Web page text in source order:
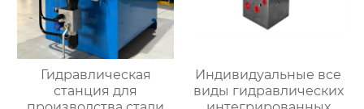
Гидравлическая
станция для
Индивидуальные все
виды гидравлических